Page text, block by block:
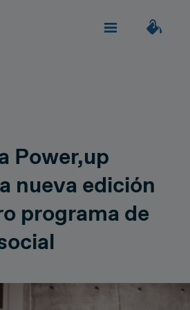
Perfeccionista
Clásica
Power,up
nueva edición
programa de